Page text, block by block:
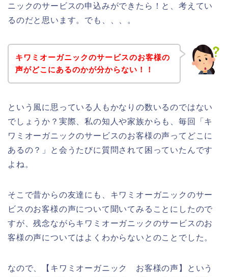
ニックのサービスの申込みができたら！と、考えてい
るのだと思います。でも、、、。
キワミオーガニックのサービスのお客様の
声がどこにあるのかが分からない！！
という風に思っている人もかなりの数いるのではない
でしょうか？実際、私の知人や家族からも、毎回「キ
ワミオーガニックのサービスのお客様の声ってどこに
あるの？」と会うたびに質問されて困っていたんです
よね。
そこで昔からの友達にも、キワミオーガニックのサー
ビスのお客様の声について聞いてみることにしたので
すが、残念ながらキワミオーガニックのサービスのお
客様の声についてはよくわからないとのことでした。
なので、【キワミオーガニック お客様の声】という